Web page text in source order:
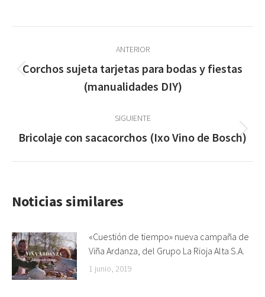
entre
publicaciones
ANTERIOR
Publicación
anterior:
Corchos sujeta tarjetas para bodas y fiestas
(manualidades DIY)
SIGUIENTE
Publicación
Bricolaje con sacacorchos (Ixo Vino de Bosch)
Noticias similares
«Cuestión de tiempo» nueva campaña de
Viña Ardanza, del Grupo La Rioja Alta S.A.
1 junio, 2019